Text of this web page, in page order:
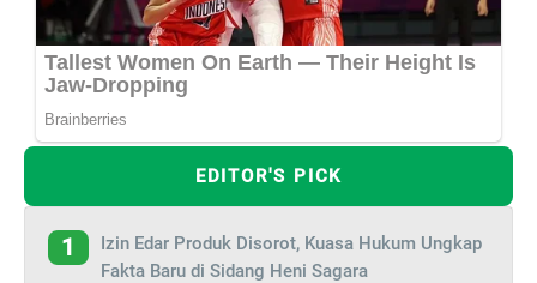
EDITOR'S PICK
1
Izin Edar Produk Disorot, Kuasa Hukum Ungkap
Fakta Baru di Sidang Heni Sagara